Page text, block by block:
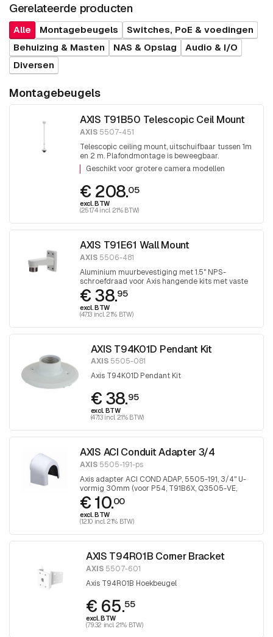
Gerelateerde producten
Alle Montagebeugels
Switches, PoE & voedingen
Behuizing & Masten
NAS & Opslag
Audio & I/O
Diversen
Montagebeugels
AXIS T91B50 Telescopic Ceil Mount
AXIS 5507-451
Telescopic ceiling mount, uitschuifbaar tussen 1m
en 2 m. Plafondmontage is beweegbaar.
Eindschroefdraad 1,5 inch PT draad.
Geschikt voor grotere camera modellen
€ 208.05
excl. BTW
(251.74 incl. 21% BTW)
AXIS T91E61 Wall Mount
AXIS 5506-481
Aluminium muurbevestiging met 1.5" NPS-
schroefdraad voor Axis hangende kits met vaste
koepel.
€ 38.95
excl. BTW
(47.13 incl. 21% BTW)
AXIS T94K01D Pendant Kit
AXIS5505-081
Axis T94K01D Pendant Kit
€ 38.95
excl. BTW
(47.13 incl. 21% BTW)
AXIS ACI Conduit Adapter 3/4
AXIS 5505-191-ps
Axis adapter ACI COND ADAP, 5505-191, 3/4" U-
vormig 30mm (voor P54, T91B6X, Q3505-VE,
P32-VE), 1 stuk
€ 10.00
excl. BTW
(12.10 incl. 21% BTW)
AXIS T94R01B Corner Bracket
AXIS5507-601
Axis T94R01B Hoekbeugel
€ 65.55
excl. BTW
(79.32 incl. 21% BTW)